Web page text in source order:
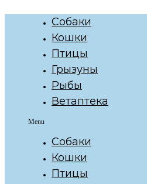
Собаки
Кошки
Птицы
Грызуны
Рыбы
Ветаптека
Menu
Собаки
Кошки
Птицы